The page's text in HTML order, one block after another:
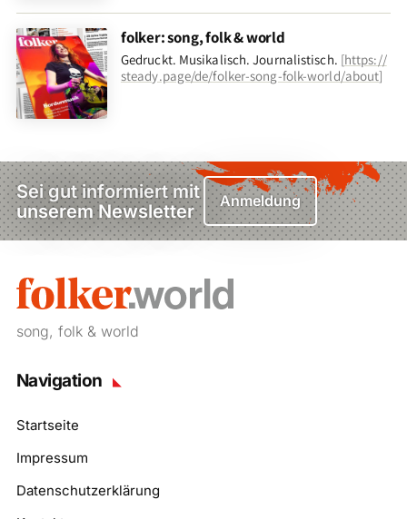
folker: song, folk & world
Gedruckt. Musikalisch. Journalistisch. [https://
steady.page/de/folker-song-folk-world/about]
Sei gut informiert mit
unserem Newsletter
Anmeldung
song, folk & world
Navigation
Startseite
Impressum
Datenschutzerklärung